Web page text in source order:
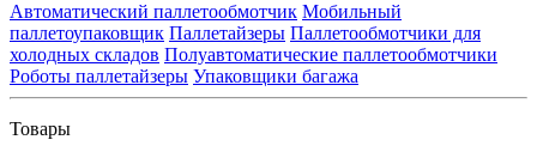
Автоматический паллетообмотчик Мобильный
паллетоупаковщик Паллетайзеры Паллетообмотчики для
холодных складов Полуавтоматические паллетообмотчики
Роботы паллетайзеры Упаковщики багажа
Товары